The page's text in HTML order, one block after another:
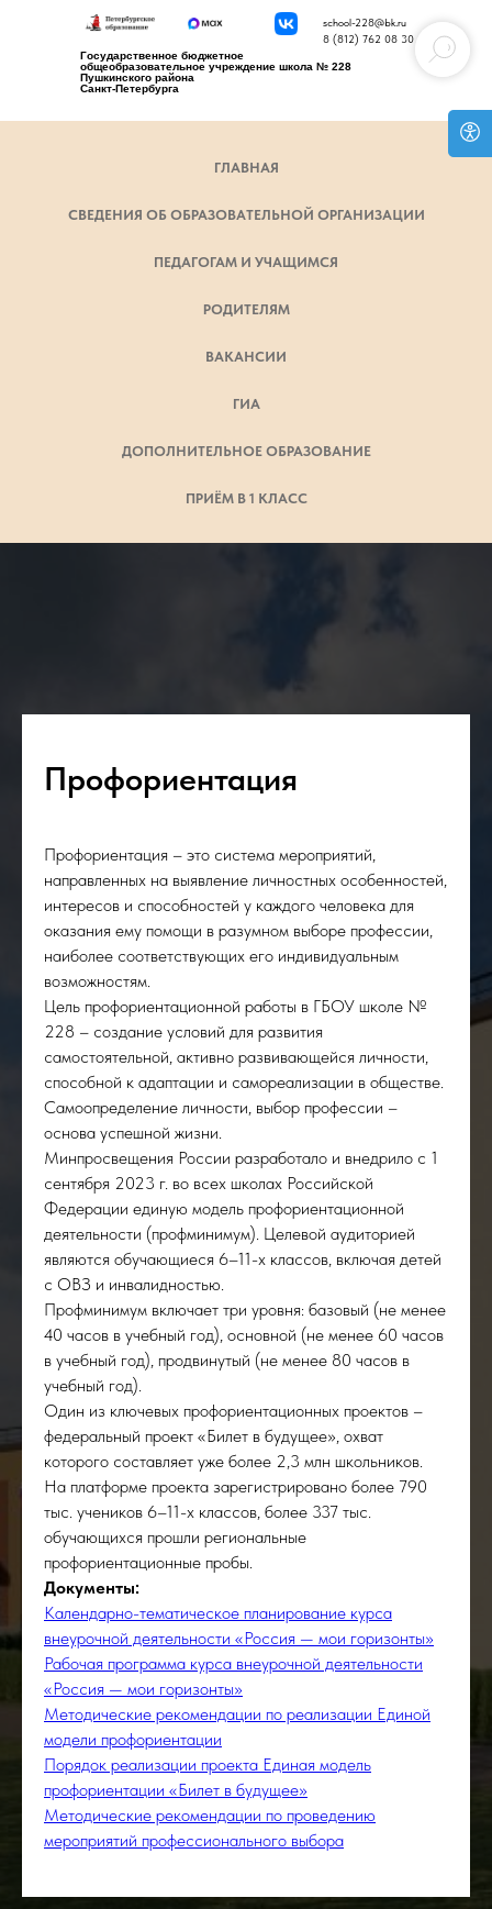
Государственное бюджетное
общеобразовательное учреждение школа № 228
Пушкинского района
Санкт-Петербурга
school-228@bk.ru
8 (812) 762 08 30
ГЛАВНАЯ
СВЕДЕНИЯ ОБ ОБРАЗОВАТЕЛЬНОЙ ОРГАНИЗАЦИИ
ПЕДАГОГАМ И УЧАЩИМСЯ
РОДИТЕЛЯМ
ВАКАНСИИ
ГИА
ДОПОЛНИТЕЛЬНОЕ ОБРАЗОВАНИЕ
ПРИЁМ В 1 КЛАСС
Профориентация
Профориентация – это система мероприятий,
направленных на выявление личностных особенностей,
интересов и способностей у каждого человека для
оказания ему помощи в разумном выборе профессии,
наиболее соответствующих его индивидуальным
возможностям.
Цель профориентационной работы в ГБОУ школе №
228 – создание условий для развития
самостоятельной, активно развивающейся личности,
способной к адаптации и самореализации в обществе.
Самоопределение личности, выбор профессии –
основа успешной жизни.
Минпросвещения России разработало и внедрило с 1
сентября 2023 г. во всех школах Российской
Федерации единую модель профориентационной
деятельности (профминимум). Целевой аудиторией
являются обучающиеся 6–11-х классов, включая детей
с ОВЗ и инвалидностью.
Профминимум включает три уровня: базовый (не менее
40 часов в учебный год), основной (не менее 60 часов
в учебный год), продвинутый (не менее 80 часов в
учебный год).
Один из ключевых профориентационных проектов –
федеральный проект «Билет в будущее», охват
которого составляет уже более 2,3 млн школьников.
На платформе проекта зарегистрировано более 790
тыс. учеников 6–11-х классов, более 337 тыс.
обучающихся прошли региональные
профориентационные пробы.
Документы:
Календарно-тематическое планирование курса
внеурочной деятельности «Россия — мои горизонты»
Рабочая программа курса внеурочной деятельности
«Россия — мои горизонты»
Методические рекомендации по реализации Единой
модели профориентации
Порядок реализации проекта Единая модель
профориентации «Билет в будущее»
Методические рекомендации по проведению
мероприятий профессионального выбора